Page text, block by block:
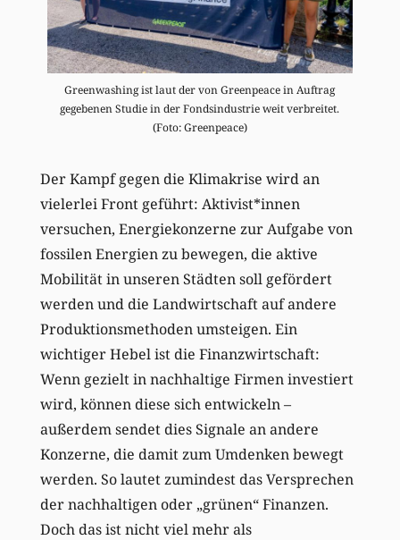
Greenwashing ist laut der von Greenpeace in Auftrag
gegebenen Studie in der Fondsindustrie weit verbreitet.
(Foto: Greenpeace)
Der Kampf gegen die Klimakrise wird an
vielerlei Front geführt: Aktivist*innen
versuchen, Energiekonzerne zur Aufgabe von
fossilen Energien zu bewegen, die aktive
Mobilität in unseren Städten soll gefördert
werden und die Landwirtschaft auf andere
Produktionsmethoden umsteigen. Ein
wichtiger Hebel ist die Finanzwirtschaft:
Wenn gezielt in nachhaltige Firmen investiert
wird, können diese sich entwickeln –
außerdem sendet dies Signale an andere
Konzerne, die damit zum Umdenken bewegt
werden. So lautet zumindest das Versprechen
der nachhaltigen oder „grünen“ Finanzen.
Doch das ist nicht viel mehr als